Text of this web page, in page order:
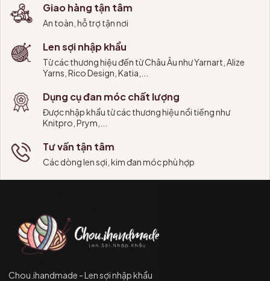
Giao hàng tận tâm
An toàn, hỗ trợ tận nơi
Len sợi nhập khẩu
Từ các thương hiệu đến từ Châu Âu như Yarnart, Alize
Yarns, Rico Design, Katia,...
Dụng cụ đan móc chất lượng
Được nhập khẩu từ các thương hiệu nổi tiếng như
Knitpro, Prym,...
Tư vấn tận tâm
Các dòng len sợi, kim đan móc phù hợp
Chou.ihandmade - Len sợi nhập khẩu